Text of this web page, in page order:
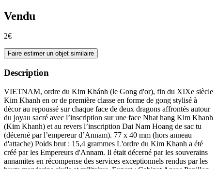
Vendu
2€
Faire estimer un objet similaire
Description
VIETNAM, ordre du Kim Khánh (le Gong d'or), fin du XIXe siècle
Kim Khanh en or de première classe en forme de gong stylisé à
décor au repoussé sur chaque face de deux dragons affrontés autour
du joyau sacré avec l’inscription sur une face Nhat hang Kim Khanh
(Kim Khanh) et au revers l’inscription Dai Nam Hoang de sac tu
(décerné par l’empereur d’Annam). 77 x 40 mm (hors anneau
d'attache) Poids brut : 15,4 grammes L'ordre du Kim Khanh a été
créé par les Empereurs d'Annam. Il était décerné par les souverains
annamites en récompense des services exceptionnels rendus par les